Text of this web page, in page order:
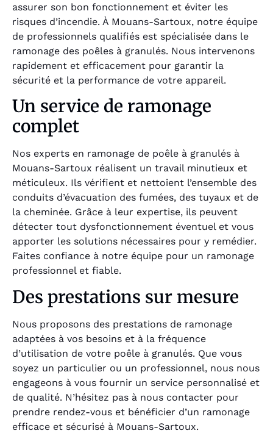
assurer son bon fonctionnement et éviter les
risques d’incendie. À Mouans-Sartoux, notre équipe
de professionnels qualifiés est spécialisée dans le
ramonage des poêles à granulés. Nous intervenons
rapidement et efficacement pour garantir la
sécurité et la performance de votre appareil.
Un service de ramonage
complet
Nos experts en ramonage de poêle à granulés à
Mouans-Sartoux réalisent un travail minutieux et
méticuleux. Ils vérifient et nettoient l’ensemble des
conduits d’évacuation des fumées, des tuyaux et de
la cheminée. Grâce à leur expertise, ils peuvent
détecter tout dysfonctionnement éventuel et vous
apporter les solutions nécessaires pour y remédier.
Faites confiance à notre équipe pour un ramonage
professionnel et fiable.
Des prestations sur mesure
Nous proposons des prestations de ramonage
adaptées à vos besoins et à la fréquence
d’utilisation de votre poêle à granulés. Que vous
soyez un particulier ou un professionnel, nous nous
engageons à vous fournir un service personnalisé et
de qualité. N’hésitez pas à nous contacter pour
prendre rendez-vous et bénéficier d’un ramonage
efficace et sécurisé à Mouans-Sartoux.